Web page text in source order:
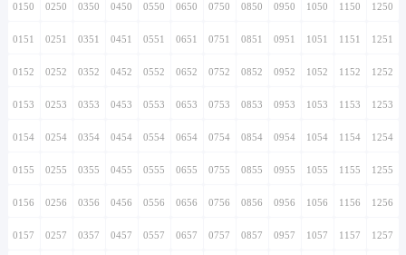
0150 0250 0350 0450 0550 0650 0750 0850 0950 1050 1150 1250
0151 0251 0351 0451 0551 0651 0751 0851 0951 1051 1151 1251
0152 0252 0352 0452 0552 0652 0752 0852 0952 1052 1152 1252
0153 0253 0353 0453 0553 0653 0753 0853 0953 1053 1153 1253
0154 0254 0354 0454 0554 0654 0754 0854 0954 1054 1154 1254
0155 0255 0355 0455 0555 0655 0755 0855 0955 1055 1155 1255
0156 0256 0356 0456 0556 0656 0756 0856 0956 1056 1156 1256
0157 0257 0357 0457 0557 0657 0757 0857 0957 1057 1157 1257